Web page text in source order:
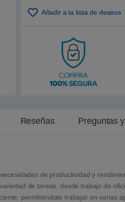
d
Añadir a la lista de deseos
Reseñas Preguntas
de productividad y
de tareas, desde trabajo de
permitiéndote trabajar en varias